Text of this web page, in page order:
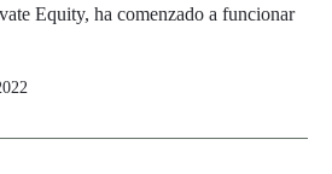
Equity, ha comenzado a funcionar